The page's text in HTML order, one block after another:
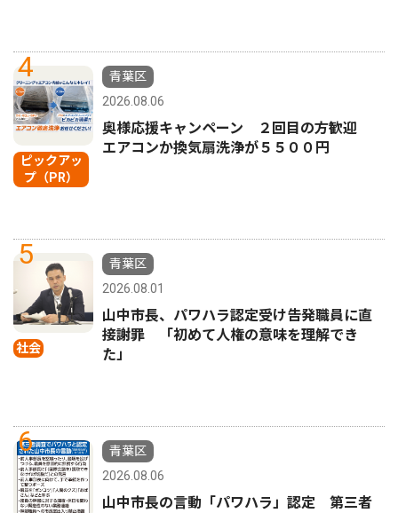
4
ピックアッ
プ（PR）
青葉区
2026.08.06
奥様応援キャンペーン ２回目の方歓迎
エアコンか換気扇洗浄が５５００円
5
社会
青葉区
2026.08.01
山中市長、パワハラ認定受け告発職員に直
接謝罪 「初めて人権の意味を理解でき
た」
6
青葉区
2026.08.06
山中市長の言動「パワハラ」認定 第三者